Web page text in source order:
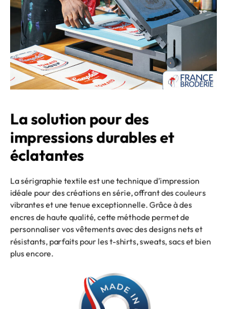
La solution pour des
impressions durables et
éclatantes
La sérigraphie textile est une technique d’impression
idéale pour des créations en série, offrant des couleurs
vibrantes et une tenue exceptionnelle. Grâce à des
encres de haute qualité, cette méthode permet de
personnaliser vos vêtements avec des designs nets et
résistants, parfaits pour les t-shirts, sweats, sacs et bien
plus encore.